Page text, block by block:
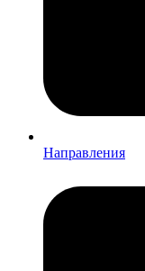
Направления